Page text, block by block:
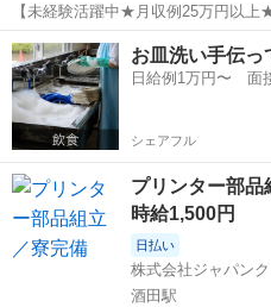
【未経験活躍中★月収例25万円以上
ペレーター業務！20代～40代の男
ベート充実★日払い制度利用OK！
人気の工場のお仕事 ◇薄...
山形 酒田市 酒田駅 その他
お皿洗い手伝っ
日給例1万円〜 面
シェアフル
プリンター部品
時給1,500円
日払い
株式会社ジャパン
酒田駅